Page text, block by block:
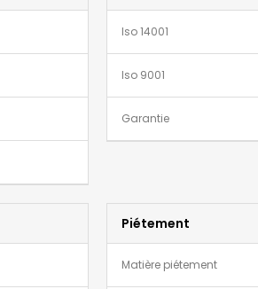
Iso 14001
Iso 9001
Garantie
Piétement
Matière piétement